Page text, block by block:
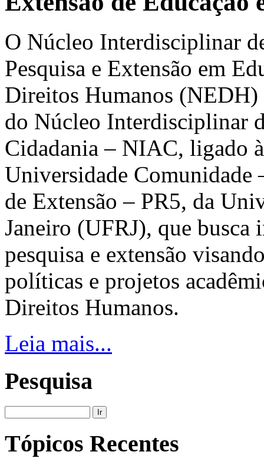
O Núcleo Interdisciplinar
Pesquisa e Extensão em
Direitos Humanos
do Núcleo Interdisciplinar
Cidadania – NIAC, ligado
Universidade
de Extensão – PR5, da
Janeiro (UFRJ), que busca
pesquisa e extensão
políticas e projetos
Direitos Humanos.
Leia mais...
Pesquisa
Ir
Tópicos Recentes